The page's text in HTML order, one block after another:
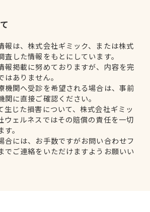
報は、株式会社ギミック、または株式
した情報をもとにしています。
報掲載に努めておりますが、内容を完
ありません。
機関へ受診を希望される場合は、事前
関に直接ご確認ください。
生じた損害について、株式会社ギミッ
ウェルネスではその賠償の責任を一切
。
合には、お手数ですがお問い合わせフ
でご連絡をいただけますようお願いい